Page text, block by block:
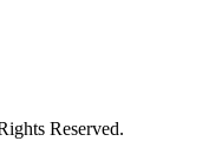
Reserved.